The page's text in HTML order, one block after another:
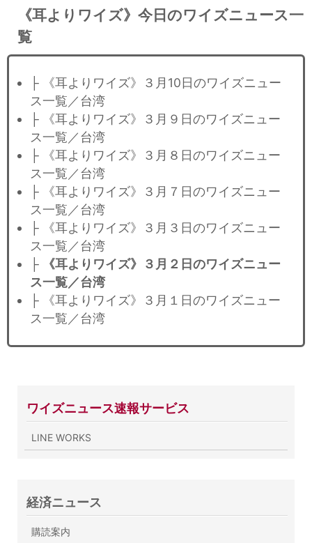
《耳よりワイズ》今日のワイズニュース一
覧
├ 《耳よりワイズ》３月10日のワイズニュー
ス一覧／台湾
├ 《耳よりワイズ》３月９日のワイズニュー
ス一覧／台湾
├ 《耳よりワイズ》３月８日のワイズニュー
ス一覧／台湾
├ 《耳よりワイズ》３月７日のワイズニュー
ス一覧／台湾
├ 《耳よりワイズ》３月３日のワイズニュー
ス一覧／台湾
├
《耳よりワイズ》３月２日のワイズニュー
ス一覧／台湾
├ 《耳よりワイズ》３月１日のワイズニュー
ス一覧／台湾
ワイズニュース速報サービス
LINE WORKS
経済ニュース
購読案内